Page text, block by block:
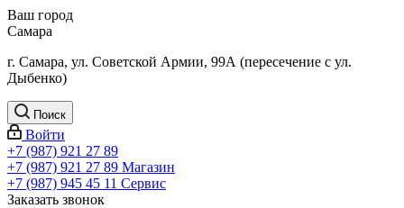
Ваш город
Самара
г. Самара, ул. Советской Армии, 99А (пересечение с ул.
Дыбенко)
Поиск
Войти
+7 (987) 921 27 89
+7 (987) 921 27 89 Магазин
+7 (987) 945 45 11 Сервис
Заказать звонок